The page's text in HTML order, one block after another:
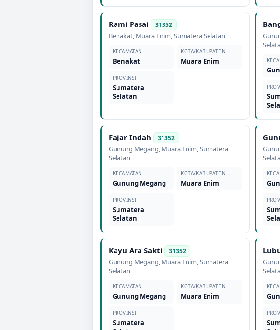
Rami Pasai 31352
Benakat, Muara Enim,Sumatera Selatan
KECAMATAN
Benakat
KOTA/KABUPATEN
Muara Enim
PROVINSI
Sumatera
Selatan
Fajar Indah 31352
Gunung Megang, Muara Enim,Sumatera
Selatan
KECAMATAN
Gunung Megang
KOTA/KABUPATEN
Muara Enim
PROVINSI
Sumatera
Selatan
Kayu Ara Sakti 31352
Gunung Megang, Muara Enim,Sumatera
Selatan
KECAMATAN
Gunung Megang
KOTA/KABUPATEN
Muara Enim
PROVINSI
Sumatera